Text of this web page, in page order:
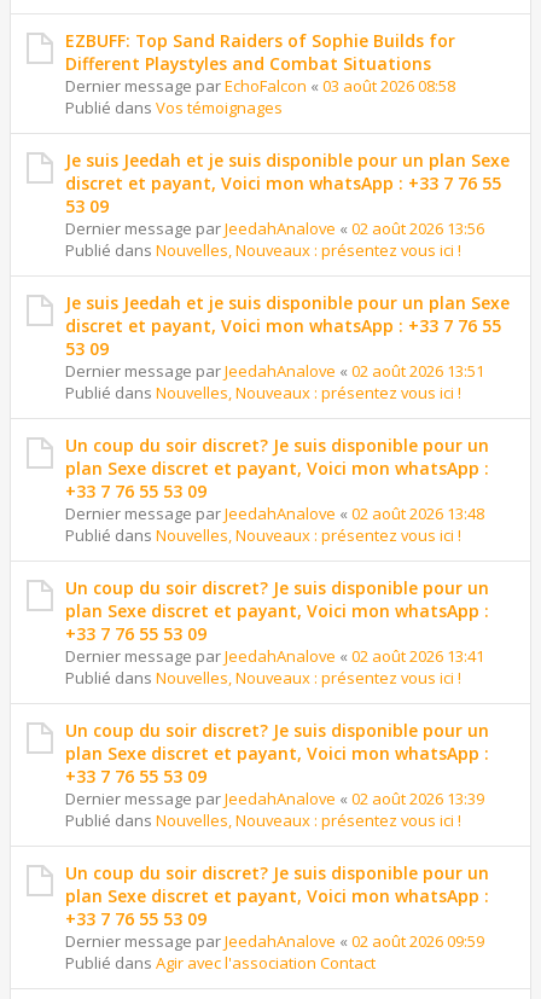
EZBUFF: Top Sand Raiders of Sophie Builds for
Different Playstyles and Combat Situations
Dernier message parEchoFalcon « 03 août 2026 08:58
Publié dans Vos témoignages
Je suis Jeedah et je suis disponible pour un plan Sexe
discret et payant, Voici mon whatsApp : +33 7 76 55
53 09
Dernier message parJeedahAnalove « 02 août 2026 13:56
Publié dans Nouvelles, Nouveaux : présentez vous ici !
Je suis Jeedah et je suis disponible pour un plan Sexe
discret et payant, Voici mon whatsApp : +33 7 76 55
53 09
Dernier message parJeedahAnalove « 02 août 2026 13:51
Publié dans Nouvelles, Nouveaux : présentez vous ici !
Un coup du soir discret? Je suis disponible pour un
plan Sexe discret et payant, Voici mon whatsApp :
+33 7 76 55 53 09
Dernier message parJeedahAnalove « 02 août 2026 13:48
Publié dans Nouvelles, Nouveaux : présentez vous ici !
Un coup du soir discret? Je suis disponible pour un
plan Sexe discret et payant, Voici mon whatsApp :
+33 7 76 55 53 09
Dernier message parJeedahAnalove « 02 août 2026 13:41
Publié dans Nouvelles, Nouveaux : présentez vous ici !
Un coup du soir discret? Je suis disponible pour un
plan Sexe discret et payant, Voici mon whatsApp :
+33 7 76 55 53 09
Dernier message parJeedahAnalove « 02 août 2026 13:39
Publié dans Nouvelles, Nouveaux : présentez vous ici !
Un coup du soir discret? Je suis disponible pour un
plan Sexe discret et payant, Voici mon whatsApp :
+33 7 76 55 53 09
Dernier message parJeedahAnalove « 02 août 2026 09:59
Publié dans Agir avec l'association Contact